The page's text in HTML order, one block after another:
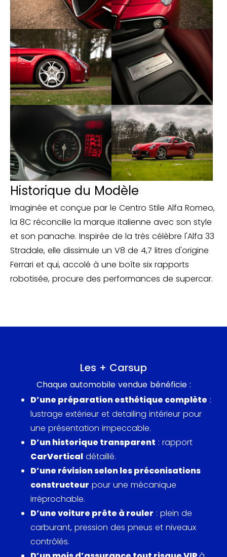
Historique du Modèle
Imaginée et conçue par le Centro Stile Alfa Romeo,
la 8C réconcilie la marque italienne avec son style
et son panache. Inspirée de la très célèbre l'Alfa 33
Stradale, elle dissimule un V8 de 4,7 litres d'origine
Ferrari et qui, accolé à une boîte six rapports
robotisée, procure des performances de supercar.
Les + Carsup
Chaque automobile vendue bénéficie :
D’une préparation esthétique complète :
lustrage extérieur et detailing intérieur pour
une présentation impeccable.
D’un historique transparent : rapport
CarVertical détaillé.
D’une révision selon les préconisations
constructeur pour une mécanique
irréprochable.
D’une voiture prête à rouler : plein de
carburant, pression des pneus et niveaux
contrôlés.